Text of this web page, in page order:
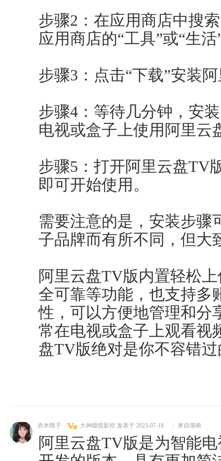
步骤2：在应用商店中搜
应用商店的“工具”或“生
步骤3：点击“下载”安装
步骤4：等待几分钟，安
电视或盒子上使用阿里云
步骤5：打开阿里云盘TV
即可开始使用。
需要注意的是，安装步骤
子品牌而有所不同，但大
阿里云盘TV版内置轻松
全可靠等功能，也支持多
性，可以方便地管理和分
常在电视或盒子上观看视
盘TV版绝对是你不容错
赤木晴子 大神级投影控 发表于 2023-07-18 来自湖南
阿里云盘TV版是为智能